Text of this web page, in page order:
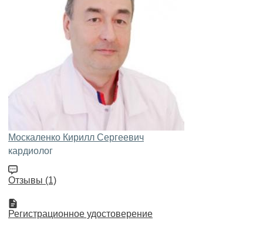
Москаленко Кирилл Сергеевич
кардиолог
Отзывы (1)
Регистрационное удостоверение